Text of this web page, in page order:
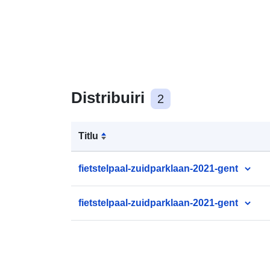
Distribuiri 2
Titlu
fietstelpaal-zuidparklaan-2021-gent
fietstelpaal-zuidparklaan-2021-gent